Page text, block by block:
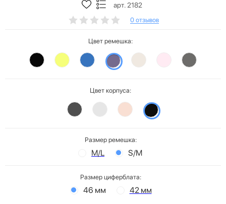
арт. 2182
0 отзывов
Цвет ремешка:
Цвет корпуса:
Размер ремешка:
M/L S/M
Размер циферблата:
46 мм 42 мм